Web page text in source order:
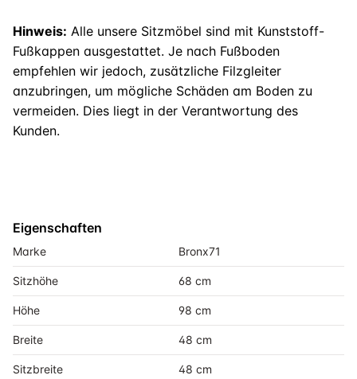
Hinweis: Alle unsere Sitzmöbel sind mit Kunststoff-
Fußkappen ausgestattet. Je nach Fußboden
empfehlen wir jedoch, zusätzliche Filzgleiter
anzubringen, um mögliche Schäden am Boden zu
vermeiden. Dies liegt in der Verantwortung des
Kunden.
Eigenschaften
Marke Bronx71
Sitzhöhe 68 cm
Höhe 98 cm
Breite 48 cm
Sitzbreite 48 cm